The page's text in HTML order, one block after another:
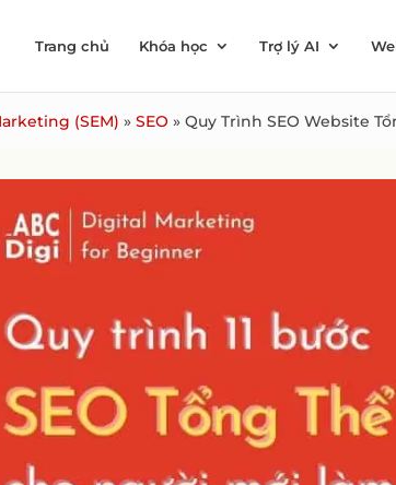
Trang chủ Khóa học Trợ lý AI
(SEM) » SEO » Quy Trình SEO Website